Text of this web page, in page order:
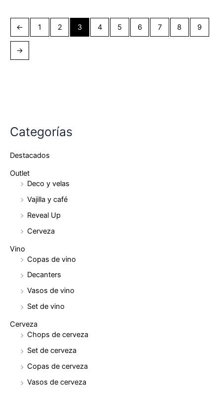
Categorías
Destacados
Outlet
Deco y velas
Vajilla y café
Reveal Up
Cerveza
Vino
Copas de vino
Decanters
Vasos de vino
Set de vino
Cerveza
Chops de cerveza
Set de cerveza
Copas de cerveza
Vasos de cerveza
← 1 2 3 4 5 6 7 8 9
→